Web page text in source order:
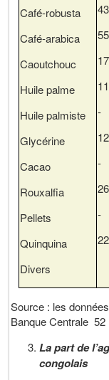
Café-robusta
Café-arabica
Caoutchouc
Huile palme
Huile palmiste
Glycérine
Cacao
Rouxalfia
Pellets
Quinquina
Divers
Source : les
Banque Centrale 52
La part de
congolais